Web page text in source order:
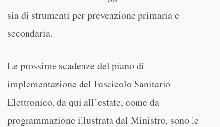
sia di strumenti per prevenzione primaria e
secondaria.
Le prossime scadenze del piano di
implementazione del Fascicolo Sanitario
Elettronico, da qui all’estate, come da
programmazione illustrata dal Ministro, sono le